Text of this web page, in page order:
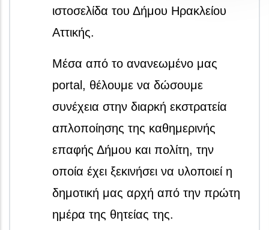
ιστοσελίδα του Δήμου Ηρακλείου
Αττικής.
Μέσα από το ανανεωμένο μας
portal, θέλουμε να δώσουμε
συνέχεια στην διαρκή εκστρατεία
απλοποίησης της καθημερινής
επαφής Δήμου και πολίτη, την
οποία έχει ξεκινήσει να υλοποιεί η
δημοτική μας αρχή από την πρώτη
ημέρα της θητείας της.